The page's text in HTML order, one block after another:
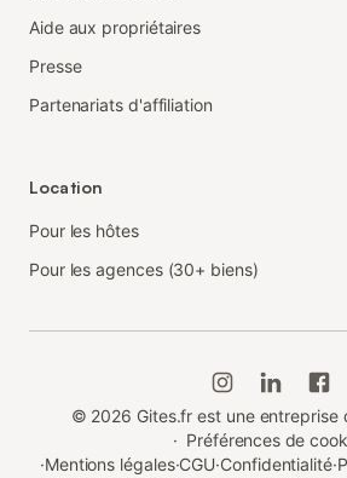
Aide aux propriétaires
Presse
Partenariats d'affiliation
Location
Pour les hôtes
Pour les agences (30+ biens)
© 2026 Gites.fr est une entreprise
· Préférences de
·Mentions légales·CGU·Confidentialité·